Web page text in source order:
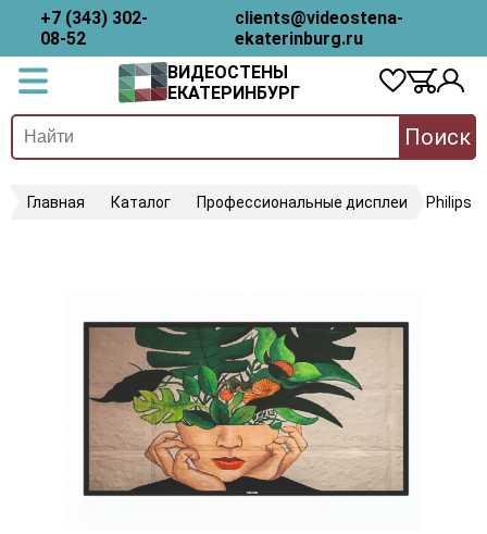
+7 (343) 302-
08-52
clients@videostena-
ekaterinburg.ru
ВИДЕОСТЕНЫ
ЕКАТЕРИНБУРГ
Поиск
Главная Каталог Профессиональные дисплеи Philips